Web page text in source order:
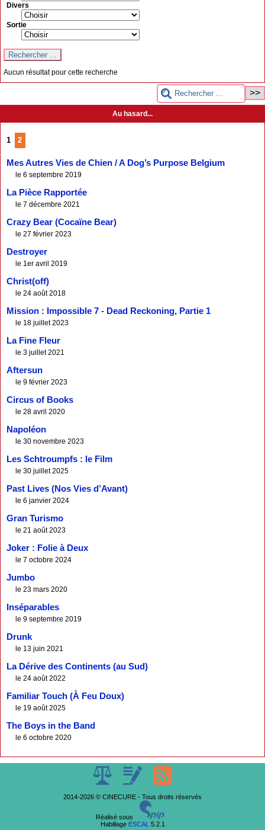
Divers
Sortie
Aucun résultat pour cette recherche
Au hasard...
1 2
Mes Autres Vies de Chien / A Dog’s Purpose Belgium
le 6 septembre 2019
La Pièce Rapportée
le 7 décembre 2021
Crazy Bear (Cocaïne Bear)
le 27 février 2023
Destroyer
le 1er avril 2019
Christ(off)
le 24 août 2018
Mission : Impossible 7 - Dead Reckoning, Partie 1
le 18 juillet 2023
La Fine Fleur
le 3 juillet 2021
Aftersun
le 9 février 2023
Circus of Books
le 28 avril 2020
Napoléon
le 30 novembre 2023
Les Schtroumpfs : le Film
le 30 juillet 2025
Past Lives (Nos Vies d’Avant)
le 6 janvier 2024
Gran Turismo
le 21 août 2023
Joker : Folie à Deux
le 7 octobre 2024
Jumbo
le 23 mars 2020
Inséparables
le 9 septembre 2019
Drunk
le 13 juin 2021
La Dérive des Continents (au Sud)
le 24 août 2022
Familiar Touch (À Feu Doux)
le 19 août 2025
The Boys in the Band
le 6 octobre 2020
2014-2026 © CINECURE - Tous droits réservés
Réalisé sous
Habillage ESCAL 5.2.1